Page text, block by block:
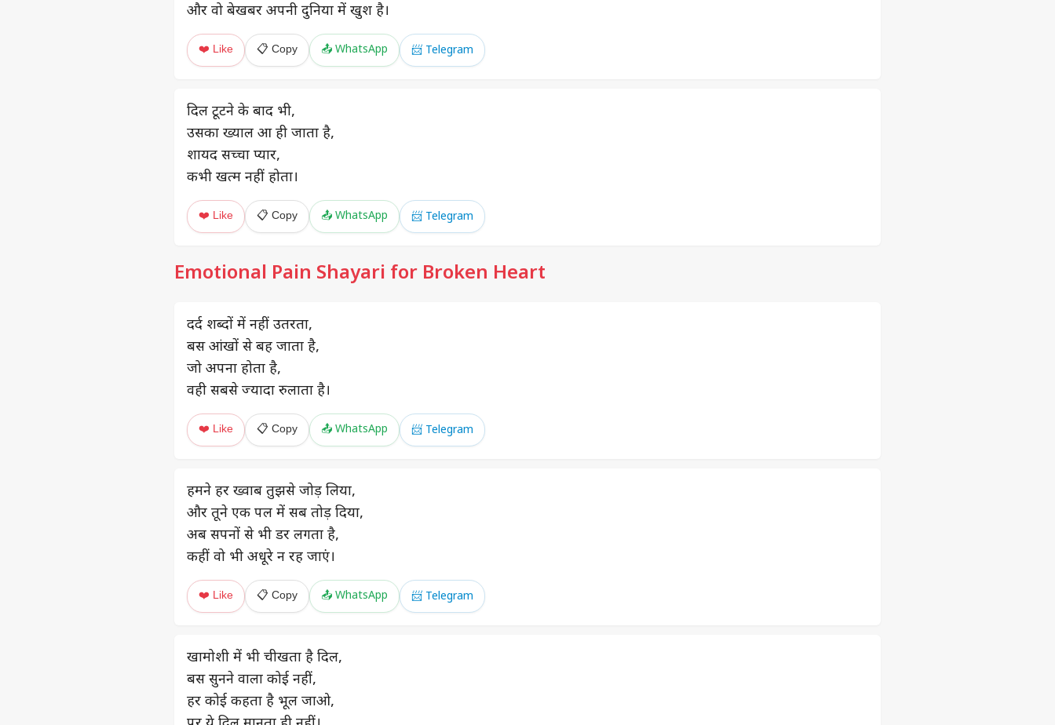
और वो बेखबर अपनी दुनिया में खुश है।
❤️ Like 📋 Copy 📤 WhatsApp 📨 Telegram
दिल टूटने के बाद भी,
उसका ख्याल आ ही जाता है,
शायद सच्चा प्यार,
कभी खत्म नहीं होता।
❤️ Like 📋 Copy 📤 WhatsApp 📨 Telegram
Emotional Pain Shayari for Broken Heart
दर्द शब्दों में नहीं उतरता,
बस आंखों से बह जाता है,
जो अपना होता है,
वही सबसे ज्यादा रुलाता है।
❤️ Like 📋 Copy 📤 WhatsApp 📨 Telegram
हमने हर ख्वाब तुझसे जोड़ लिया,
और तूने एक पल में सब तोड़ दिया,
अब सपनों से भी डर लगता है,
कहीं वो भी अधूरे न रह जाएं।
❤️ Like 📋 Copy 📤 WhatsApp 📨 Telegram
खामोशी में भी चीखता है दिल,
बस सुनने वाला कोई नहीं,
हर कोई कहता है भूल जाओ,